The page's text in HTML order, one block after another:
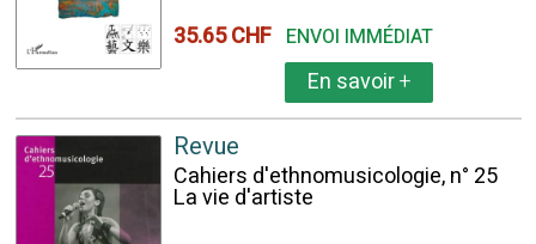
35.65 CHF ENVOI IMMÉDIAT
En savoir+
Revue
Cahiers d'ethnomusicologie, n° 25
La vie d'artiste